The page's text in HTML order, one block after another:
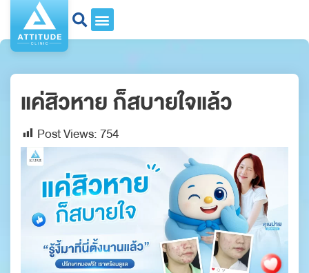
แค่สิวหาย ก็สบายใจแล้ว
Post Views:754